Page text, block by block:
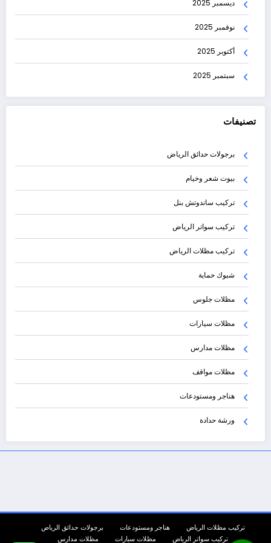
ديسمبر 2025
نوفمبر 2025
أكتوبر 2025
سبتمبر 2025
تصنيفات
برجولات حدائق الرياض
بيوت شعر وخيام
تركيب ساندوتش بنل
تركيب سواتر الرياض
تركيب مظلات الرياض
شبوك حماية
مظلات جلوس
مظلات سيارات
مظلات مدارس
مظلات مواقف
هناجر ومستودعات
ورشة حدادة
تركيب مظلات الرياض هناجر ومستودعات
برجولات حدائق الرياض
تركيب سواتر الرياض
مظلات سيارات مظلات مدارس